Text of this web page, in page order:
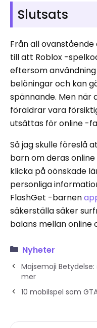
Slutsats
Från all
till att Roblox -
eftersom
belöningar och kan
spännande. Men
föräldrar vara
utsättas för online -
Så jag skulle föreslå
barn om deras
klicka på oönskade
personliga
FlashGet -barnen
säkerställa säker
balans mellan
Nyheter
Majsemoji
mer
10 mobilspel som